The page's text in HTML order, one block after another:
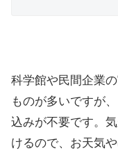
科学館や民間企業
ものが多いですが
込みが不要です。
けるので、お天気